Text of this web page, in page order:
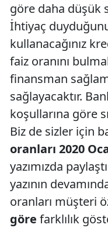
göre daha düşük
İhtiyaç
kullanacağınız
faiz oranını
finansman
sağlayacaktır.
koşullarına göre
Biz de sizler için
oranları 2020
yazımızda
yazının
oranları müşteri
göre farklılık